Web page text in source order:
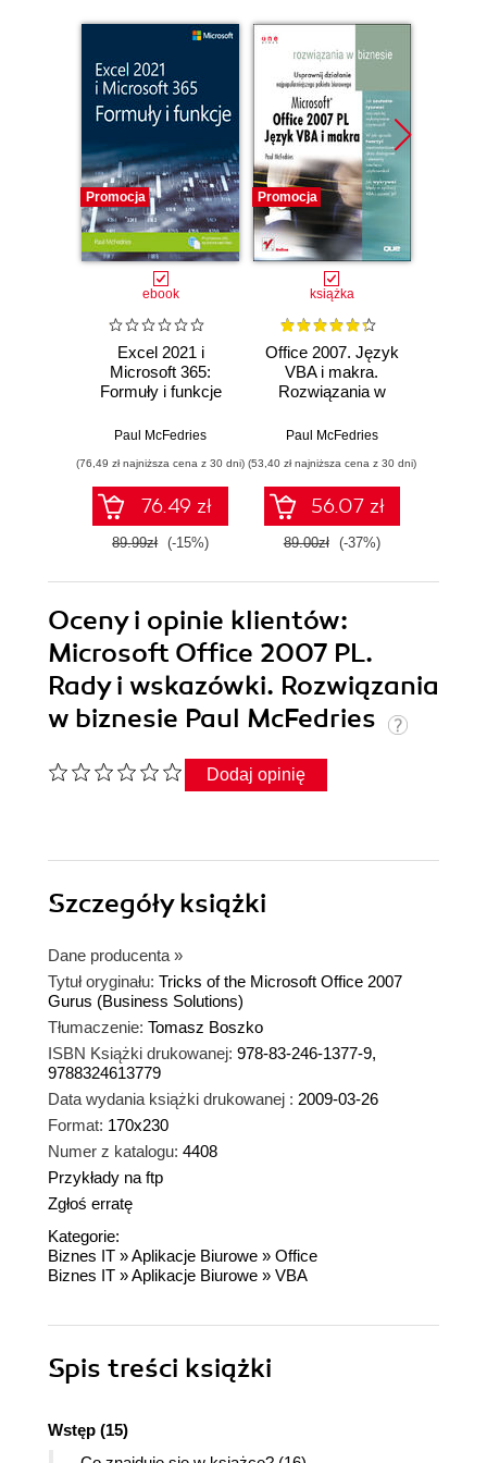
Promocja
ebook
Excel 2021 i
Microsoft 365:
Formuły i funkcje
Paul McFedries
(76,49 zł najniższa cena z 30 dni)
76.49 zł
89.99zł (-15%)
Promocja
książka
Office 2007. Język
VBA i makra.
Rozwiązania w
Paul McFedries
(53,40 zł najniższa cena z 30 dni)
56.07 zł
89.00zł (-37%)
Oceny i opinie klientów:
Microsoft Office 2007 PL.
Rady i wskazówki. Rozwiązania
w biznesie Paul McFedries
Dodaj opinię
Szczegółyksiążki
Dane producenta »
Tytuł oryginału: Tricks of the Microsoft Office 2007
Gurus (Business Solutions)
Tłumaczenie: Tomasz Boszko
ISBN Książki drukowanej: 978-83-246-1377-9,
9788324613779
Data wydania książki drukowanej : 2009-03-26
Format: 170x230
Numer z katalogu: 4408
Przykłady na ftp
Zgłoś erratę
Kategorie:
Biznes IT »Aplikacje Biurowe » Office
Biznes IT »Aplikacje Biurowe » VBA
Spis treści książki
Wstęp (15)